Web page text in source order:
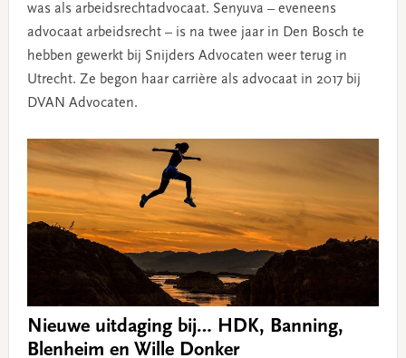
was als arbeidsrechtadvocaat. Senyuva – eveneens
advocaat arbeidsrecht – is na twee jaar in Den Bosch te
hebben gewerkt bij Snijders Advocaten weer terug in
Utrecht. Ze begon haar carrière als advocaat in 2017 bij
DVAN Advocaten.
Nieuwe uitdaging bij… HDK, Banning,
Blenheim en Wille Donker